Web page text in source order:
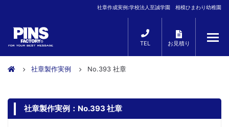
社章作成実例:学校法人至誠学園 相模ひまわり幼稚園
TEL お見積り
社章製作実例 No.393 社章
社章製作実例：No.393 社章